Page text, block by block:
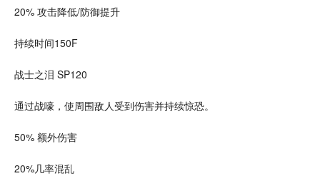
20% 攻击降低/防御提升
持续时间150F
战士之泪 SP120
通过战嚎，使周围敌人受到伤害并持续惊恐。
50% 额外伤害
20%几率混乱